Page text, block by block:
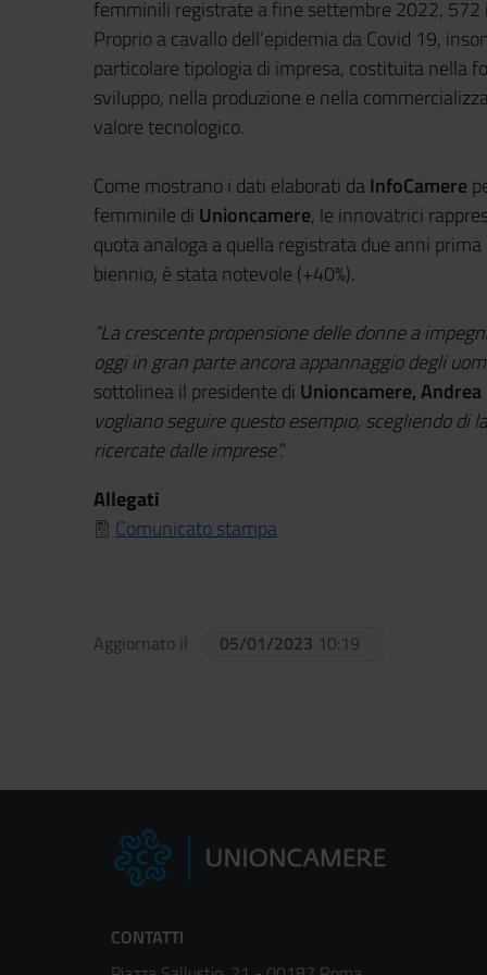
femminili registrate a fine settembre 2022, 572
Proprio a cavallo dell’epidemia da Covid 19,
particolare tipologia di impresa, costituita nella
sviluppo, nella produzione e nella
valore tecnologico.
Come mostrano i dati elaborati daInfoCamere
femminile di Unioncamere, le innovatrici
quota analoga a quella registrata due anni
biennio, è stata notevole (+40%).
“La crescente propensione delle donne a
oggi in gran parte ancora appannaggio degli
sottolinea il presidente di Unioncamere,
vogliano seguire questo esempio, scegliendo di
ricercate dalle imprese”.
Allegati
Comunicato stampa
Aggiornato il 05/01/2023 10:19
CONTATTI